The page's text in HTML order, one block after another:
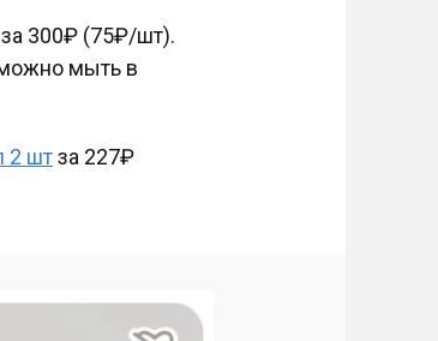
за 300₽ (75₽/шт).
мыть в
2 штза 227₽